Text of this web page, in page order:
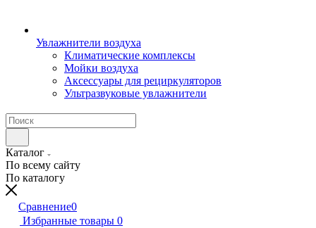
Увлажнители воздуха
Климатические комплексы
Мойки воздуха
Аксессуары для рециркуляторов
Ультразвуковые увлажнители
Каталог
По всему сайту
По каталогу
Сравнение0
Избранные товары 0